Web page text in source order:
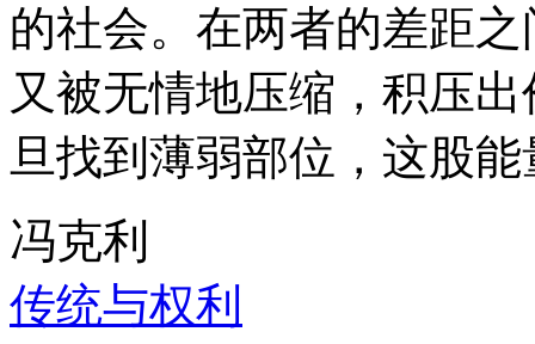
的社会。在两者的差距
又被无情地压缩，积压
旦找到薄弱部位，这股
冯克利
传统与权利